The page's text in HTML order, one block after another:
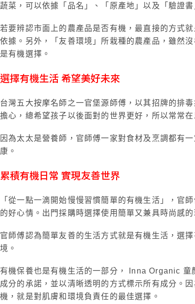
蔬菜，可以依據「品名」、「原產地」以及「驗證
若要辨認市面上的農產品是否有機，最直接的方式
依據。另外，「友善環境」所栽種的農產品，雖然
是有機選擇。
選擇有機生活 希望美好未來
台灣五大按摩名師之一官堡源師傅，以其招牌的排
擔心，總希望孩子以後面對的世界更好，所以常常
因為太太是營養師，官師傅一家對食材及烹調都有
康。
累積有機日常 實現友善世界
「從一點一滴開始慢慢習慣簡單的有機生活」，官
的好心情。出門採購時選擇使用簡單又兼具時尚感
官師傅認為簡單友善的生活方式就是有機生活，選
境。
有機保養也是有機生活的一部分， Inna Organic 童
成分的承諾，並以清晰透明的方式標示所有成分。
機，就是對肌膚和環境負責任的最佳選擇。